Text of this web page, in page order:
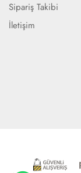
Sipariş Takibi
İletişim